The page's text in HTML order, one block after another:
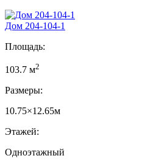
Дом 204-104-1
Площадь:
103.7 м2
Размеры:
10.75×12.65м
Этажей:
Одноэтажный